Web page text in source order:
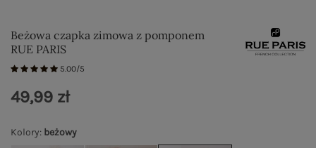
Beżowa czapka zimowa z pomponem
RUE PARIS
5.00/5
Kolory: beżowy
49,99 zł